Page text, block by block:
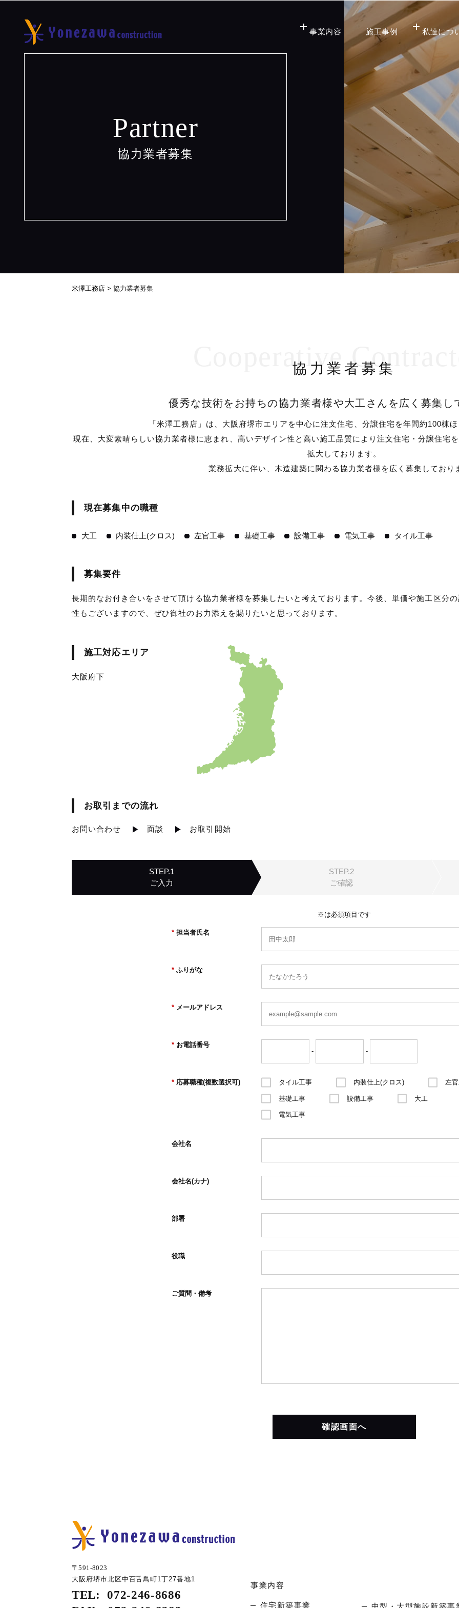
事業内容 施工事例 私達につ
Partner
協力業者募集
米澤工務店> 協力業者募集
Cooperative
協力業者募集
優秀な技術をお持ちの協力業者様や大工さんを広く募集し
「米澤工務店」は、大阪府堺市エリアを中心に注文住宅、分譲住宅を年間約100棟
現在、大変素晴らしい協力業者様に恵まれ、高いデザイン性と高い施工品質により注文住宅・分譲住宅
拡大しております。
業務拡大に伴い、木造建築に関わる協力業者様を広く募集しており
現在募集中の職種
大工 内装仕上(クロス) 左官工事 基礎工事 設備工事 電気工事 タイル工事
募集要件
長期的なお付き合いをさせて頂ける協力業者様を募集したいと考えております。今後、単価や施工区分
性もございますので、ぜひ御社のお力添えを賜りたいと思っております。
施工対応エリア
大阪府下
お取引までの流れ
お問い合わせ 面談 お取引開始
STEP.1
ご入力
STEP.2
ご確認
※は必須項目です
* 担当者氏名
* ふりがな
* メールアドレス
* お電話番号
-
-
* 応募職種(複数選択可) タイル工事 内装仕上(クロス) 左
基礎工事 設備工事 大工
電気工事
会社名
会社名(カナ)
部署
役職
ご質問・備考
確認画面へ
〒591-8023
大阪府堺市北区中百舌鳥町1丁27番地1
TEL:
072-246-8686
事業内容
住宅新築事業 中型・大型施設新築事